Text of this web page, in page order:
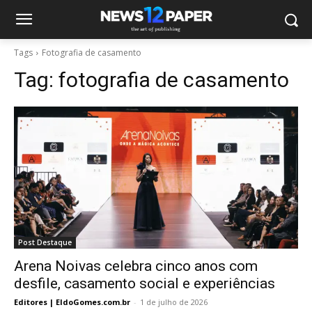
Tags Fotografia de casamento
Tag: fotografia de casamento
Post Destaque
Arena Noivas celebra cinco anos com
desfile, casamento social e experiências
Editores | EldoGomes.com.br - 1 de julho de 2026